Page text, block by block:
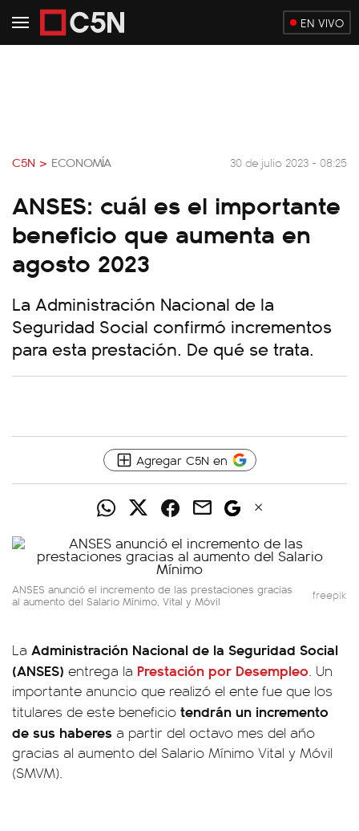
EN VIVO
C5N > ECONOMÍA 30 de julio 2023 - 08:25
ANSES: cuál es el importante
beneficio que aumenta en
agosto 2023
La Administración Nacional de la
Seguridad Social confirmó incrementos
para esta prestación. De qué se trata.
Agregar C5N en
ANSES anunció el incremento de las prestaciones gracias
al aumento del Salario Mínimo, Vital y Móvil freepik
La Administración Nacional de la Seguridad Social
(ANSES) entrega la Prestación por Desempleo. Un
importante anuncio que realizó el ente fue que los
titulares de este beneficio tendrán un incremento
de sus haberes a partir del octavo mes del año
gracias al aumento del Salario Mínimo Vital y Móvil
(SMVM).